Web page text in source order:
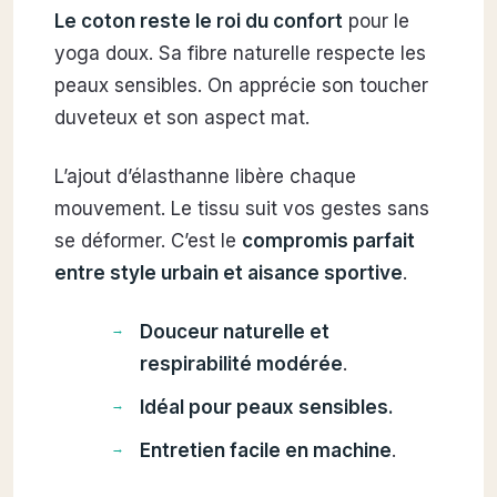
Le coton reste le roi du confort pour le
yoga doux. Sa fibre naturelle respecte les
peaux sensibles. On apprécie son toucher
duveteux et son aspect mat.
L’ajout d’élasthanne libère chaque
mouvement. Le tissu suit vos gestes sans
se déformer. C’est le compromis parfait
entre style urbain et aisance sportive.
Douceur naturelle et
respirabilité modérée.
Idéal pour peaux sensibles.
Entretien facile en machine.